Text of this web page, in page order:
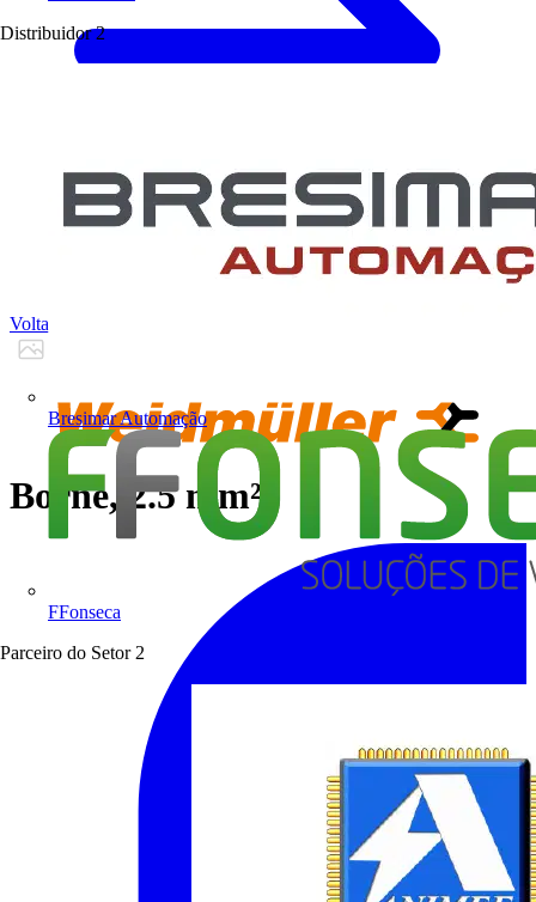
Distribuidor 2
Bresimar Automação
FFonseca
Parceiro do Setor 2
Voltar para Produtos
Borne, 2.5 mm²